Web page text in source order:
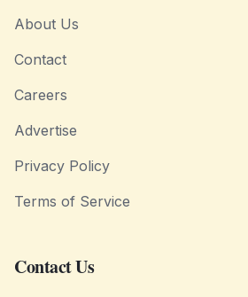
About Us
Contact
Careers
Advertise
Privacy Policy
Terms of Service
Contact Us